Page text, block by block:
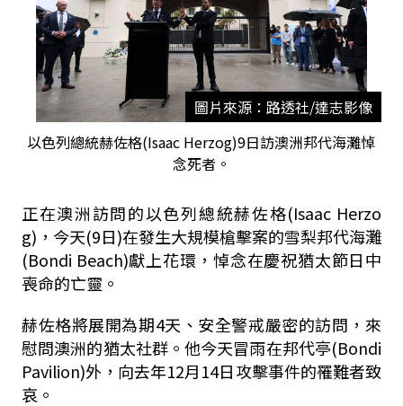
圖片來源：路透社/達志影像
以色列總統赫佐格(Isaac Herzog)9日訪澳洲邦代海灘悼
念死者。
正在澳洲訪問的以色列總統赫佐格(Isaac Herzo
g)，今天(9日)在發生大規模槍擊案的雪梨邦代海灘
(Bondi Beach)獻上花環，悼念在慶祝猶太節日中
喪命的亡靈。
赫佐格將展開為期4天、安全警戒嚴密的訪問，來
慰問澳洲的猶太社群。他今天冒雨在邦代亭(Bondi
Pavilion)外，向去年12月14日攻擊事件的罹難者致
哀。